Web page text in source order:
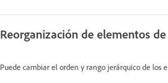
Reorganización de elementos
Puede cambiar el orden y rango jerárquico de los